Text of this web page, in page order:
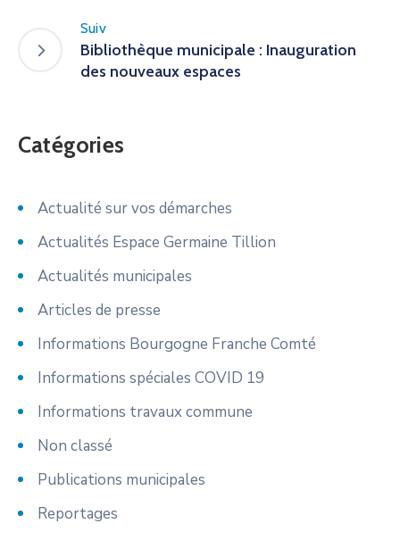
Suiv
Bibliothèque municipale : Inauguration
des nouveaux espaces
Catégories
Actualité sur vos démarches
Actualités Espace Germaine Tillion
Actualités municipales
Articles de presse
Informations Bourgogne Franche Comté
Informations spéciales COVID 19
Informations travaux commune
Non classé
Publications municipales
Reportages